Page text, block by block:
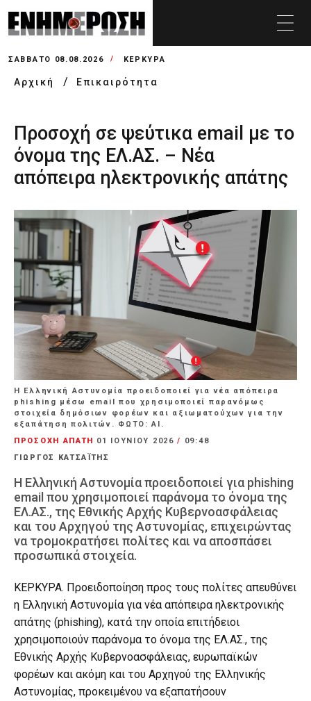
ΣΆΒΒΑΤΟ 08.08.2026 ΚΕΡΚΥΡΑ
Αρχική Επικαιρότητα
Προσοχή σε ψεύτικα email με το
όνομα της ΕΛ.ΑΣ. – Νέα
απόπειρα ηλεκτρονικής απάτης
Η Ελληνική Αστυνομία προειδοποιεί για νέα απόπειρα
phishing μέσω email που χρησιμοποιεί παρανόμως
στοιχεία δημόσιων φορέων και αξιωματούχων για την
εξαπάτηση πολιτών. ΦΩΤΟ: ΑΙ.
ΠΡΟΣΟΧΗ ΑΠΑΤΗ 01 ΙΟΥΝΊΟΥ 2026/ 09:48
ΓΙΩΡΓΟΣ ΚΑΤΣΑΪΤΗΣ
Η Ελληνική Αστυνομία προειδοποιεί για phishing
email που χρησιμοποιεί παράνομα το όνομα της
ΕΛ.ΑΣ., της Εθνικής Αρχής Κυβερνοασφάλειας
και του Αρχηγού της Αστυνομίας, επιχειρώντας
να τρομοκρατήσει πολίτες και να αποσπάσει
προσωπικά στοιχεία.
ΚΕΡΚΥΡΑ. Προειδοποίηση προς τους πολίτες απευθύνει
η Ελληνική Αστυνομία για νέα απόπειρα ηλεκτρονικής
απάτης (phishing), κατά την οποία επιτήδειοι
χρησιμοποιούν παράνομα το όνομα της ΕΛ.ΑΣ., της
Εθνικής Αρχής Κυβερνοασφάλειας, ευρωπαϊκών
φορέων και ακόμη και του Αρχηγού της Ελληνικής
Αστυνομίας, προκειμένου να εξαπατήσουν